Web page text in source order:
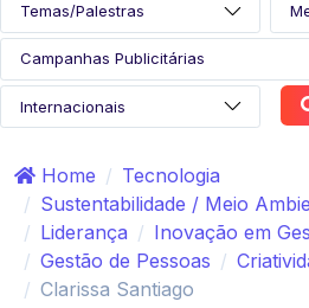
Home
Tecnologia
Sustentabilidade / Meio
Liderança
Inovação em
Gestão de Pessoas
Clarissa Santiago